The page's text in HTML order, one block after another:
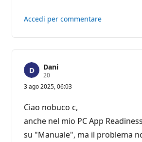
Accedi per commentare
Dani
20P
n
i
d
i
r
e
3 ago 2025, 06:03
Ciao nobuco c,
anche nel mio PC App
su "Manuale", ma il problema